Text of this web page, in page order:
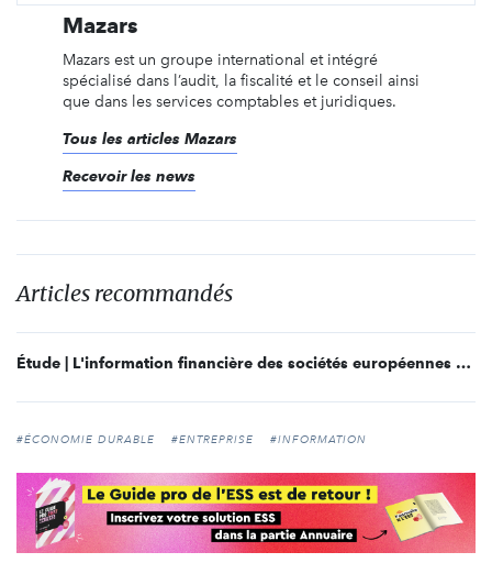
Mazars
Mazars est un groupe international et intégré
spécialisé dans l’audit, la fiscalité et le conseil ainsi
que dans les services comptables et juridiques.
Tous les articles Mazars
Recevoir les news
Articles recommandés
Étude | L'information financière des sociétés européennes sur les enjeux climatiques
#ÉCONOMIE DURABLE #ENTREPRISE #INFORMATION